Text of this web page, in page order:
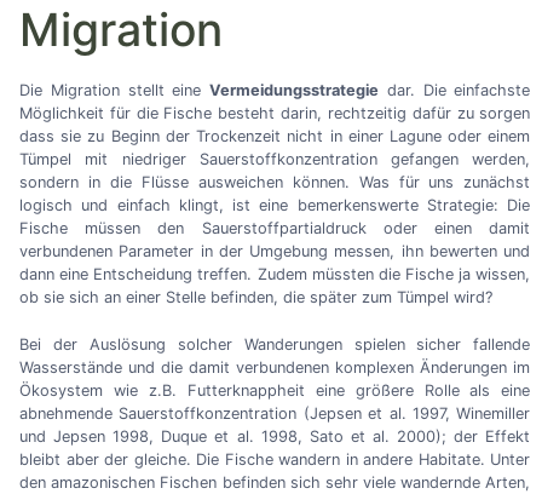
Migration
Die Migration stellt eineVermeidungsstrategie dar. Die einfachste
Möglichkeit für die Fische besteht darin, rechtzeitig dafür zu sorgen
dass sie zu Beginn der Trockenzeit nicht in einer Lagune oder einem
Tümpel mit niedriger Sauerstoffkonzentration gefangen werden,
sondern in die Flüsse ausweichen können. Was für uns zunächst
logisch und einfach klingt, ist eine bemerkenswerte Strategie: Die
Fische müssen den Sauerstoffpartialdruck oder einen damit
verbundenen Parameter in der Umgebung messen, ihn bewerten und
dann eine Entscheidung treffen. Zudem müssten die Fische ja wissen,
ob sie sich an einer Stelle befinden, die später zum Tümpel wird?
Bei der Auslösung solcher Wanderungen spielen sicher fallende
Wasserstände und die damit verbundenen komplexen Änderungen im
Ökosystem wie z.B. Futterknappheit eine größere Rolle als eine
abnehmende Sauerstoffkonzentration (Jepsen et al. 1997, Winemiller
und Jepsen 1998, Duque et al. 1998, Sato et al. 2000); der Effekt
bleibt aber der gleiche. Die Fische wandern in andere Habitate. Unter
den amazonischen Fischen befinden sich sehr viele wandernde Arten,